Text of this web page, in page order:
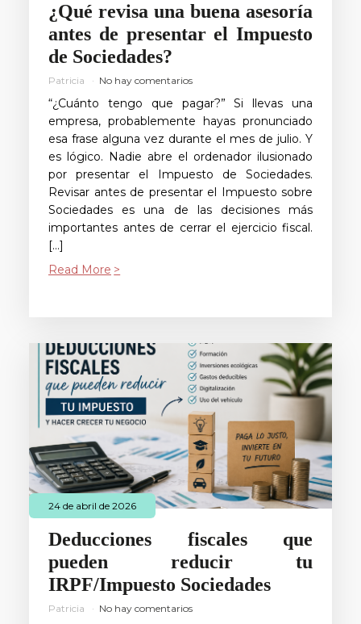
¿Qué revisa una buena asesoría
antes de presentar el Impuesto
de Sociedades?
Patricia No hay comentarios
“¿Cuánto tengo que pagar?” Si llevas una
empresa, probablemente hayas pronunciado
esa frase alguna vez durante el mes de julio. Y
es lógico. Nadie abre el ordenador ilusionado
por presentar el Impuesto de Sociedades.
Revisar antes de presentar el Impuesto sobre
Sociedades es una de las decisiones más
importantes antes de cerrar el ejercicio fiscal.
[…]
Read More
24 de abril de 2026
Deducciones fiscales que
pueden reducir tu
IRPF/Impuesto Sociedades
Patricia No hay comentarios